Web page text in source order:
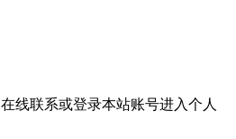
线联系或登录本站账号进入个人